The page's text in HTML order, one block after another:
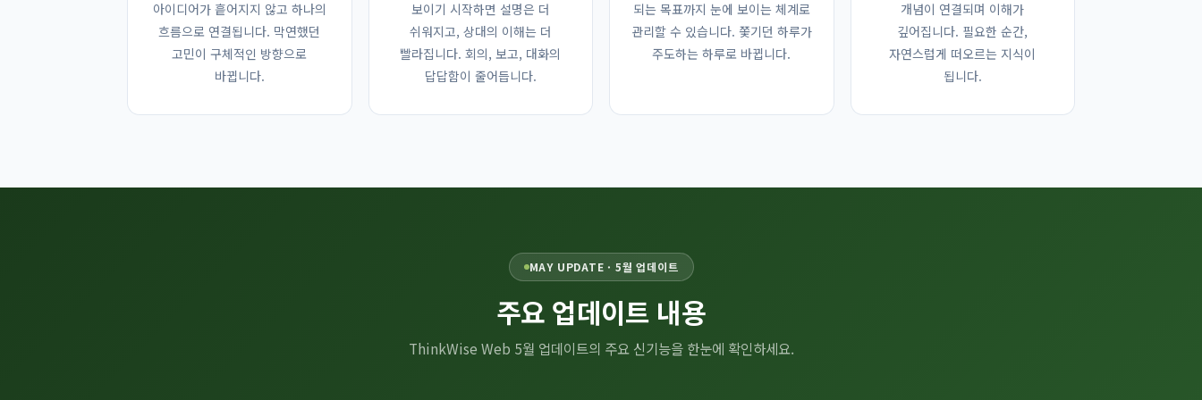
회원이 아니신가요? 회원가입
아이디어가 흩어지지 않고 하나의
흐름으로 연결됩니다. 막연했던
고민이 구체적인 방향으로
바뀝니다.
보이기 시작하면 설명은 더
쉬워지고, 상대의 이해는 더
빨라집니다. 회의, 보고, 대화의
답답함이 줄어듭니다.
되는 목표까지 눈에 보이는 체계로
관리할 수 있습니다. 쫓기던 하루가
주도하는 하루로 바뀝니다.
개념이 연결되며 이해가
깊어집니다. 필요한 순간,
자연스럽게 떠오르는 지식이
됩니다.
MAY UPDATE · 5월 업데이트
주요 업데이트 내용
ThinkWise Web 5월 업데이트의 주요 신기능을 한눈에 확인하세요.